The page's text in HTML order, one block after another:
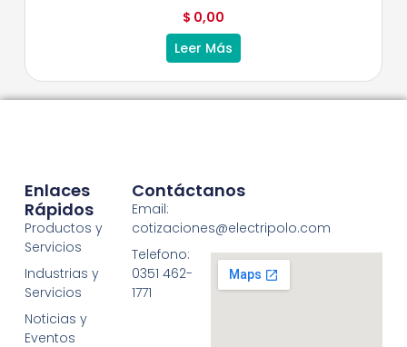
$ 0,00
Leer Más
Enlaces
Rápidos
Productos y
Servicios
Industrias y
Servicios
Noticias y
Eventos
Contáctanos
Email:
cotizaciones@electripolo.com
Telefono:
0351 462-
1771